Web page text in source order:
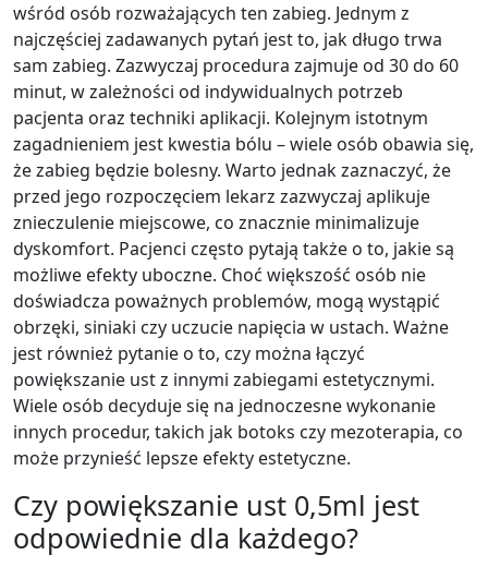
wśród osób rozważających ten zabieg. Jednym z
najczęściej zadawanych pytań jest to, jak długo trwa
sam zabieg. Zazwyczaj procedura zajmuje od 30 do 60
minut, w zależności od indywidualnych potrzeb
pacjenta oraz techniki aplikacji. Kolejnym istotnym
zagadnieniem jest kwestia bólu – wiele osób obawia się,
że zabieg będzie bolesny. Warto jednak zaznaczyć, że
przed jego rozpoczęciem lekarz zazwyczaj aplikuje
znieczulenie miejscowe, co znacznie minimalizuje
dyskomfort. Pacjenci często pytają także o to, jakie są
możliwe efekty uboczne. Choć większość osób nie
doświadcza poważnych problemów, mogą wystąpić
obrzęki, siniaki czy uczucie napięcia w ustach. Ważne
jest również pytanie o to, czy można łączyć
powiększanie ust z innymi zabiegami estetycznymi.
Wiele osób decyduje się na jednoczesne wykonanie
innych procedur, takich jak botoks czy mezoterapia, co
może przynieść lepsze efekty estetyczne.
Czy powiększanie ust 0,5ml jest
odpowiednie dla każdego?